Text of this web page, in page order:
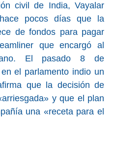
civil de India, Vayalar
pocos días que la
de fondos para pagar
que encargó al
El pasado 8 de
el parlamento indio un
que la decisión de
y que el plan
una «receta para el